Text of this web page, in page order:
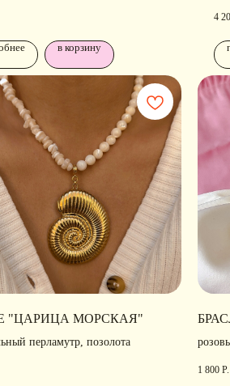
в корзину
4
"ЦАРИЦА МОРСКАЯ"
перламутр, позолота
1 800 Р.
• Рекомендации по
• Новости
РАЗДЕЛЫ
МАГАЗИНА